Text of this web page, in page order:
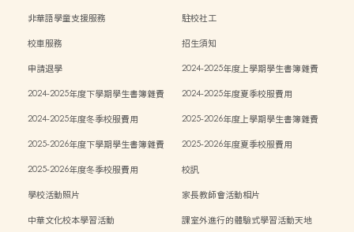
非華語學童支援服務
駐校社工
校車服務
招生須知
申請退學
2024-2025年度上學期學生書簿雜費
2024-2025年度下學期學生書簿雜費
2024-2025年度夏季校服費用
2024-2025年度冬季校服費用
2025-2026年度上學期學生書簿雜費
2025-2026年度下學期學生書簿雜費
2025-2026年度夏季校服費用
2025-2026年度冬季校服費用
校訊
學校活動照片
家長教師會活動相片
中華文化校本學習活動
課室外進行的體驗式學習活動天地